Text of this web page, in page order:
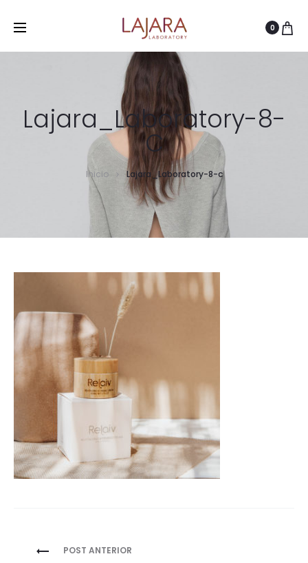
0
Lajara_Laboratory-8-
C
Inicio Lajara_Laboratory-8-c
Navegación
POST ANTERIOR